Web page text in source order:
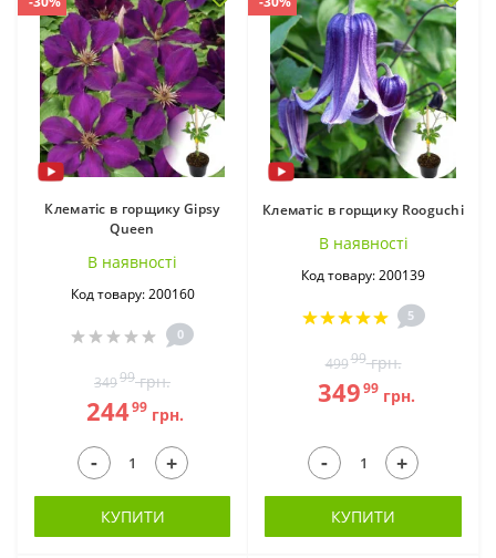
Клематіс в горщику Gipsy
Queen
В наявностi
Код товару: 200160
0
34999грн.
24499 грн.
- +
КУПИТИ
Клематіс в горщику Rooguchi
В наявностi
Код товару: 200139
5
49999грн.
34999грн.
- +
КУПИТИ